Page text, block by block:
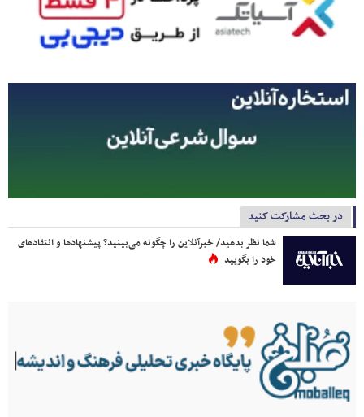
در بحث مشارکت کنید
شما نظر بدهید/ خبرآنلاین را چگونه می‌بینید؟ پیشنهادها و انتقادهای
خود را بگویید